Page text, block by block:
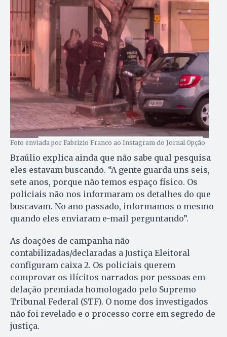
Foto enviada por Fabrizio Franco ao Instagram do Jornal Opção
Braúlio explica ainda que não sabe qual pesquisa
eles estavam buscando. “A gente guarda uns seis,
sete anos, porque não temos espaço físico. Os
policiais não nos informaram os detalhes do que
buscavam. No ano passado, informamos o mesmo
quando eles enviaram e-mail perguntando”.
As doações de campanha não
contabilizadas/declaradas a Justiça Eleitoral
configuram caixa 2. Os policiais querem
comprovar os ilícitos narrados por pessoas em
delação premiada homologado pelo Supremo
Tribunal Federal (STF). O nome dos investigados
não foi revelado e o processo corre em segredo de
justiça.